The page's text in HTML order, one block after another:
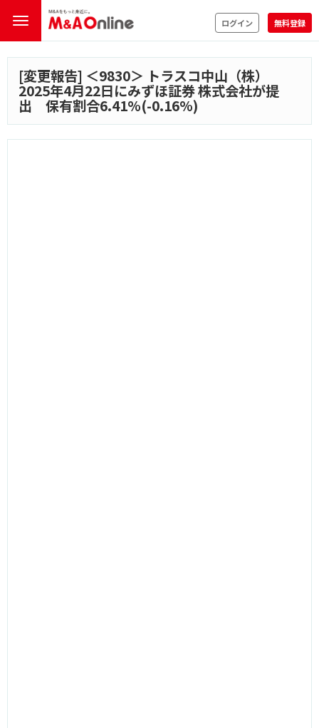
ログイン 無料登録
[変更報告] ＜9830＞ トラスコ中山（株）
2025年4月22日にみずほ証券 株式会社が提
出 保有割合6.41%(-0.16%)